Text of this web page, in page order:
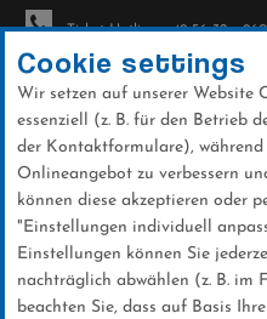
Direkt
zum
Inhalt
Ticket-Hotline: +49 56 32 -
News
Cookie settings
Wir setzen auf unserer Website
essenziell (z. B. für den Betrieb
der Kontaktformulare), während
Onlineangebot zu verbessern
können diese akzeptieren oder
"Einstellungen individuell
Einstellungen können Sie
nachträglich abwählen (z. B. im
beachten Sie, dass auf Basis